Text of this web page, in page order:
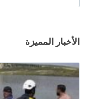
الأخبار المميزة